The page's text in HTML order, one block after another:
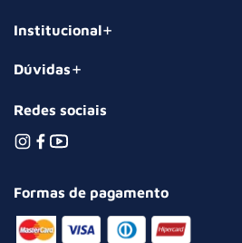
Institucional
Dúvidas
Redes sociais
Formas de pagamento